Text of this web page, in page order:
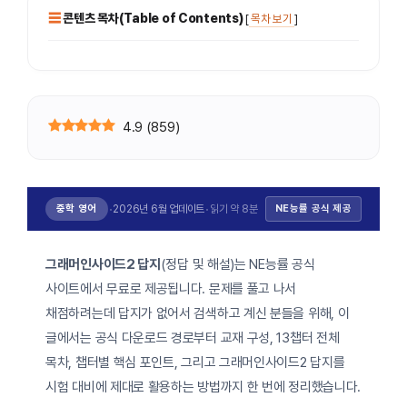
콘텐츠 목차(Table of Contents)[목차 보기 ]
4.9 (859)
중학 영어 •2026년 6월 업데이트• 읽기 약 8분 NE능률 공식 제공
그래머인사이드2 답지 (정답 및 해설)는 NE능률 공식
사이트에서 무료로 제공됩니다. 문제를 풀고 나서
채점하려는데 답지가 없어서 검색하고 계신 분들을 위해, 이
글에서는 공식 다운로드 경로부터 교재 구성, 13챕터 전체
목차, 챕터별 핵심 포인트, 그리고 그래머인사이드2 답지를
시험 대비에 제대로 활용하는 방법까지 한 번에 정리했습니다.